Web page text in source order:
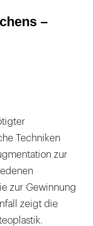
–
Techniken
zur
zur Gewinnung
zeigt die